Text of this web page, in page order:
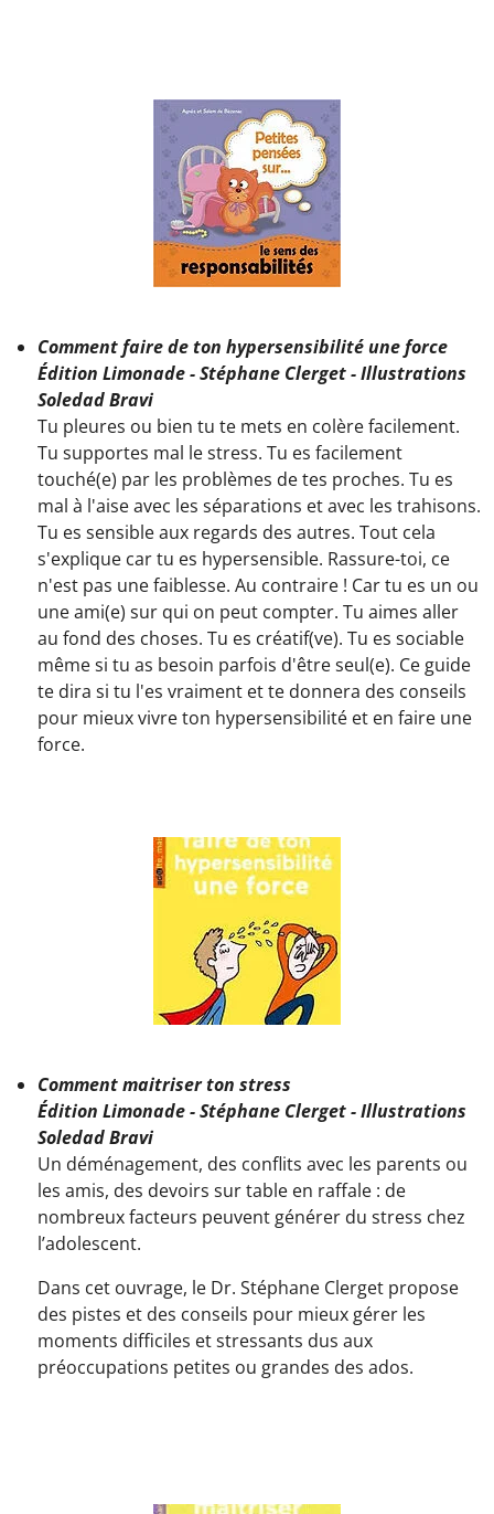
Comment faire de ton hypersensibilité une force
Édition Limonade - Stéphane Clerget - Illustrations
Soledad Bravi
Tu pleures ou bien tu te mets en colère facilement.
Tu supportes mal le stress. Tu es facilement
touché(e) par les problèmes de tes proches. Tu es
mal à l'aise avec les séparations et avec les trahisons.
Tu es sensible aux regards des autres. Tout cela
s'explique car tu es hypersensible. Rassure-toi, ce
n'est pas une faiblesse. Au contraire ! Car tu es un ou
une ami(e) sur qui on peut compter. Tu aimes aller
au fond des choses. Tu es créatif(ve). Tu es sociable
même si tu as besoin parfois d'être seul(e). Ce guide
te dira si tu l'es vraiment et te donnera des conseils
pour mieux vivre ton hypersensibilité et en faire une
force.
Comment maitriser ton stress
Édition Limonade - Stéphane Clerget - Illustrations
Soledad Bravi
Un déménagement, des conflits avec les parents ou
les amis, des devoirs sur table en raffale : de
nombreux facteurs peuvent générer du stress chez
l’adolescent.
Dans cet ouvrage, le Dr. Stéphane Clerget propose
des pistes et des conseils pour mieux gérer les
moments difficiles et stressants dus aux
préoccupations petites ou grandes des ados.